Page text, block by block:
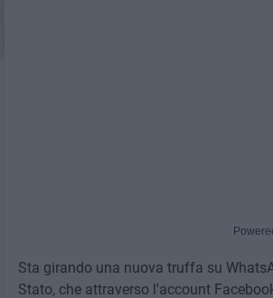
Sta girando una nuova truffa su
Stato, che attraverso l'account